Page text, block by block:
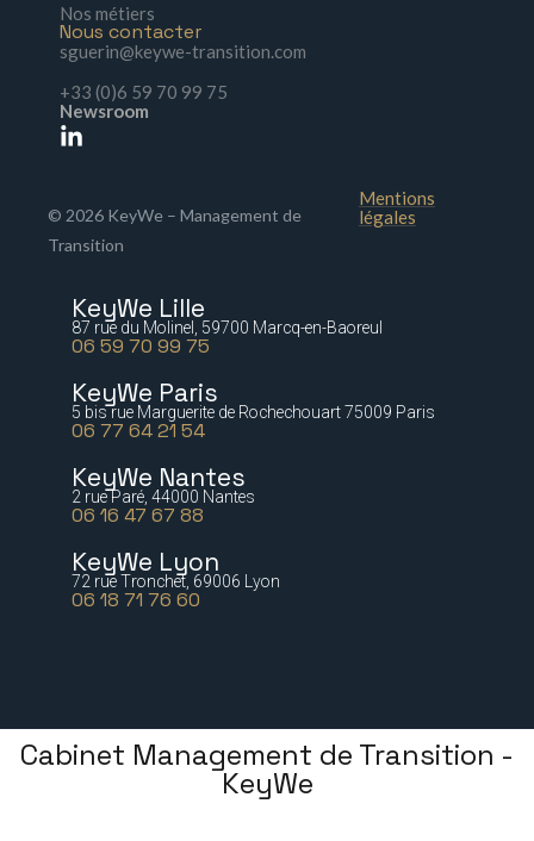
Nos métiers
Nous contacter
sguerin@keywe-transition.com
+33 (0)6 59 70 99 75
Newsroom
© 2026 KeyWe – Management de
Transition
Mentions
légales
KeyWe Lille
87 rue du Molinel, 59700 Marcq-en-Baoreul
06 59 70 99 75
KeyWe Paris
5 bis rue Marguerite de Rochechouart 75009 Paris
06 77 64 21 54
KeyWe Nantes
2 rue Paré, 44000 Nantes
06 16 47 67 88
KeyWe Lyon
72 rue Tronchet, 69006 Lyon
06 18 71 76 60
Cabinet Management de Transition -
KeyWe